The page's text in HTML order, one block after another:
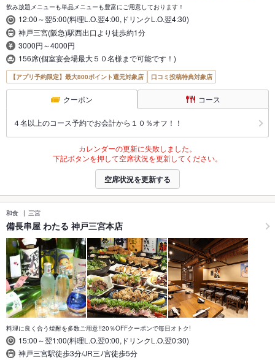
飲み放題メニューも単品メニューも豊富にご用意しております！
12:00～翌5:00(料理L.O.翌4:00,ドリンクL.O.翌4:30)
神戸三宮(阪急)駅西出口より徒歩約1分
3000円～4000円
156席(個室宴会場最大５０名様まで可能です！)
【アプリ予約限定】最大800ポイント還元対象店 口コミ投稿特典対象店
クーポン コース
４名以上のコース予約でお会計から１０％オフ！！
カレンダーの更新に失敗しました。
下記ボタンを押して空席状況を更新してください。
空席状況を更新する
和食 三宮
備長串屋 わたる 神戸三宮本店
料理に良く合う焼酎を多数ご用意!!20％OFFクーポンで毎日オトク!
15:00～翌1:00(料理L.O.翌0:00,ドリンクL.O.翌0:30)
神戸三宮駅徒歩3分/JR三ﾉ宮徒歩5分